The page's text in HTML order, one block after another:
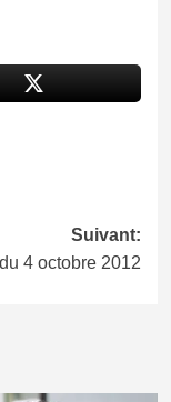
Suivant:
4 octobre 2012